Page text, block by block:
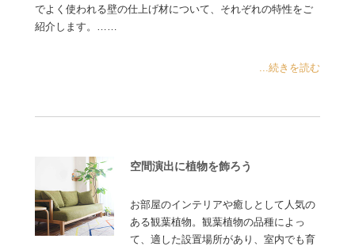
でよく使われる壁の仕上げ材について、それぞれの特性をご
紹介します。……
...続きを読む
空間演出に植物を飾ろう
お部屋のインテリアや癒しとして人気の
ある観葉植物。観葉植物の品種によっ
て、適した設置場所があり、室内でも育